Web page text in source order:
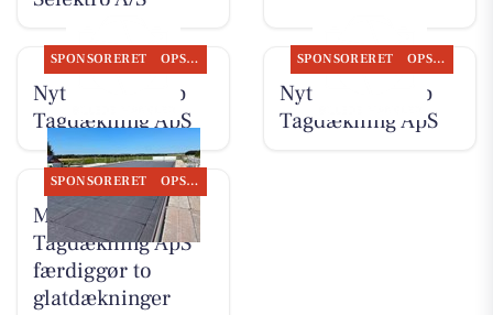
SPONSORERET OPSLAGSTAVLEN
Nyt fra Møldrup
Tagdækning ApS
SPONSORERET OPSLAGSTAVLEN
Nyt fra Møldrup
Tagdækning ApS
SPONSORERET OPSLAGSTAVLEN
Møldrup
Tagdækning ApS
færdiggør to
glatdækninger